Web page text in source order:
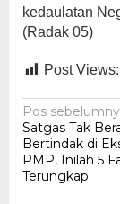
kedaulatan
(Radak 05)
Post Views:
pos
Pos
Satgas Tak
Bertindak di
PMP, Inilah 5
Terungkap